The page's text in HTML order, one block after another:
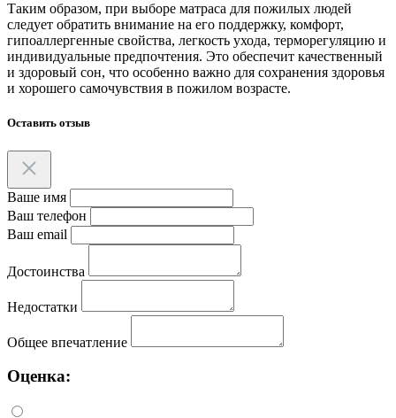
Таким образом, при выборе матраса для пожилых людей
следует обратить внимание на его поддержку, комфорт,
гипоаллергенные свойства, легкость ухода, терморегуляцию и
индивидуальные предпочтения. Это обеспечит качественный
и здоровый сон, что особенно важно для сохранения здоровья
и хорошего самочувствия в пожилом возрасте.
Оставить отзыв
Ваше имя
Ваш телефон
Ваш email
Достоинства
Недостатки
Общее впечатление
Оценка: